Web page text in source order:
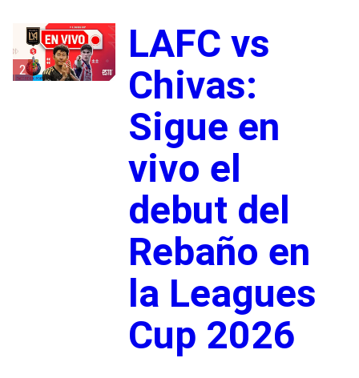
2
LAFC vs
Chivas:
Sigue en
vivo el
debut del
Rebaño en
la Leagues
Cup 2026